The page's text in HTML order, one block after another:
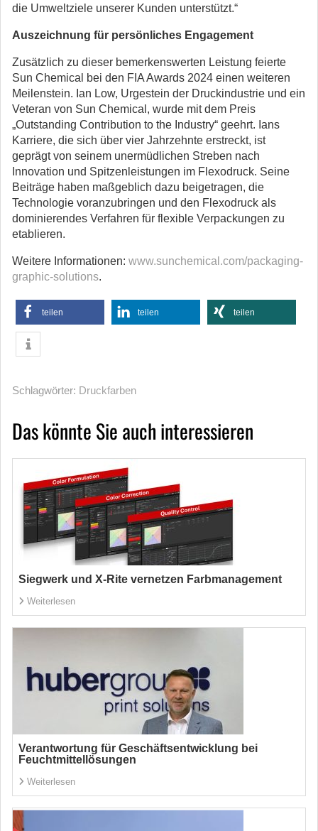
die Umweltziele unserer Kunden unterstützt.“
Auszeichnung für persönliches Engagement
Zusätzlich zu dieser bemerkenswerten Leistung feierte
Sun Chemical bei den FIA Awards 2024 einen weiteren
Meilenstein. Ian Low, Urgestein der Druckindustrie und ein
Veteran von Sun Chemical, wurde mit dem Preis
„Outstanding Contribution to the Industry“ geehrt. Ians
Karriere, die sich über vier Jahrzehnte erstreckt, ist
geprägt von seinem unermüdlichen Streben nach
Innovation und Spitzenleistungen im Flexodruck. Seine
Beiträge haben maßgeblich dazu beigetragen, die
Technologie voranzubringen und den Flexodruck als
dominierendes Verfahren für flexible Verpackungen zu
etablieren.
Weitere Informationen: www.sunchemical.com/packaging-
graphic-solutions.
teilen teilen teilen
Schlagwörter: Druckfarben
Das könnte Sie auch interessieren
Siegwerk und X-Rite vernetzen Farbmanagement
Weiterlesen
Verantwortung für Geschäftsentwicklung bei
Feuchtmittellösungen
Weiterlesen